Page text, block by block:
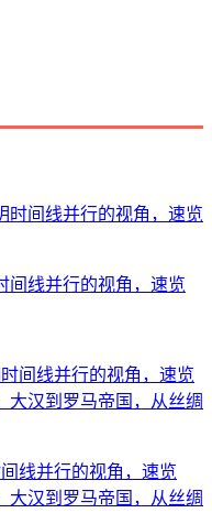
间线并行的视角，速览
线并行的视角，速览
大汉到罗马帝国，从丝绸